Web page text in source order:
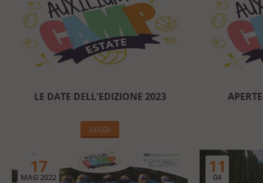
LE DATE DELL'EDIZIONE 2023
LEGGI
17
MAG 2022
11
04